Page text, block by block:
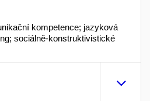
kompetence; jazyková
sociálně-konstruktivistické